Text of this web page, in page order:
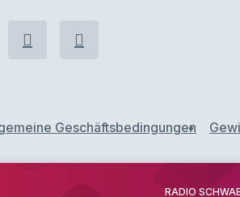
Geschäftsbedingungen
RADIO